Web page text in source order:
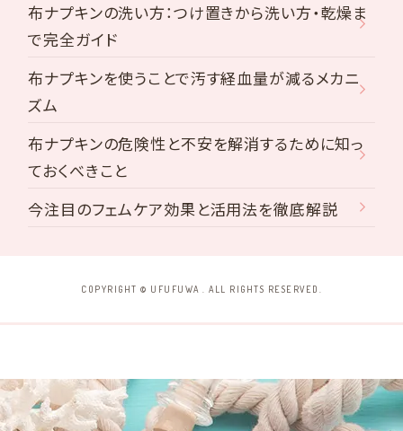
布ナプキンの洗い方：つけ置きから洗い方・乾燥ま
で完全ガイド
布ナプキンを使うことで汚す経血量が減るメカニ
ズム
布ナプキンの危険性と不安を解消するために知っ
ておくべきこと
今注目のフェムケア効果と活用法を徹底解説
COPYRIGHT © UFUFUWA . ALL RIGHTS RESERVED.